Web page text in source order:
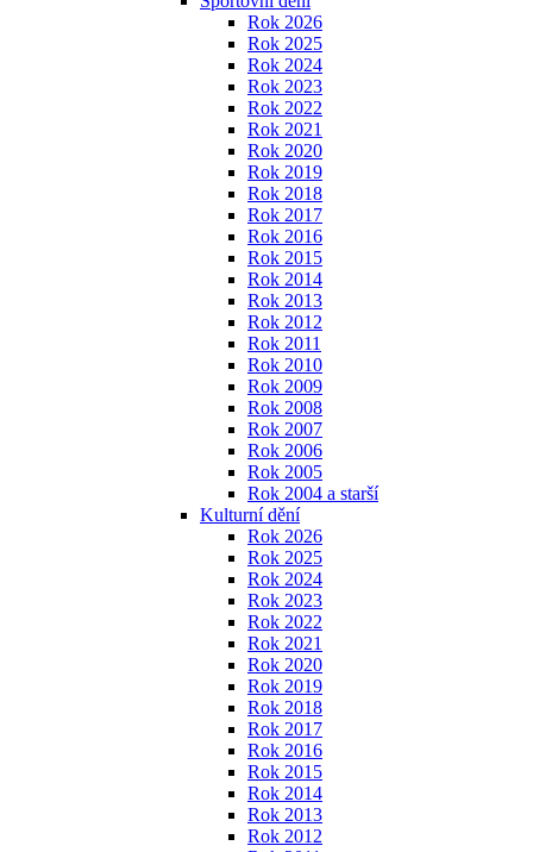
Rok 2026
Rok 2025
Rok 2024
Rok 2023
Rok 2022
Rok 2021
Rok 2020
Rok 2019
Rok 2018
Rok 2017
Rok 2016
Rok 2015
Rok 2014
Rok 2013
Rok 2012
Rok 2011
Rok 2010
Rok 2009
Rok 2008
Rok 2007
Rok 2006
Rok 2005
Rok 2004 a starší
Kulturní dění
Rok 2026
Rok 2025
Rok 2024
Rok 2023
Rok 2022
Rok 2021
Rok 2020
Rok 2019
Rok 2018
Rok 2017
Rok 2016
Rok 2015
Rok 2014
Rok 2013
Rok 2012